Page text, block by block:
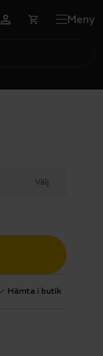
Meny
Välj
Hämta i butik